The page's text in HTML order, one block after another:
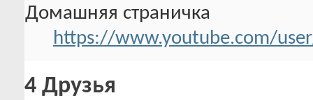
Домашняя страничка
https://www.youtube.com/
4 Друзья